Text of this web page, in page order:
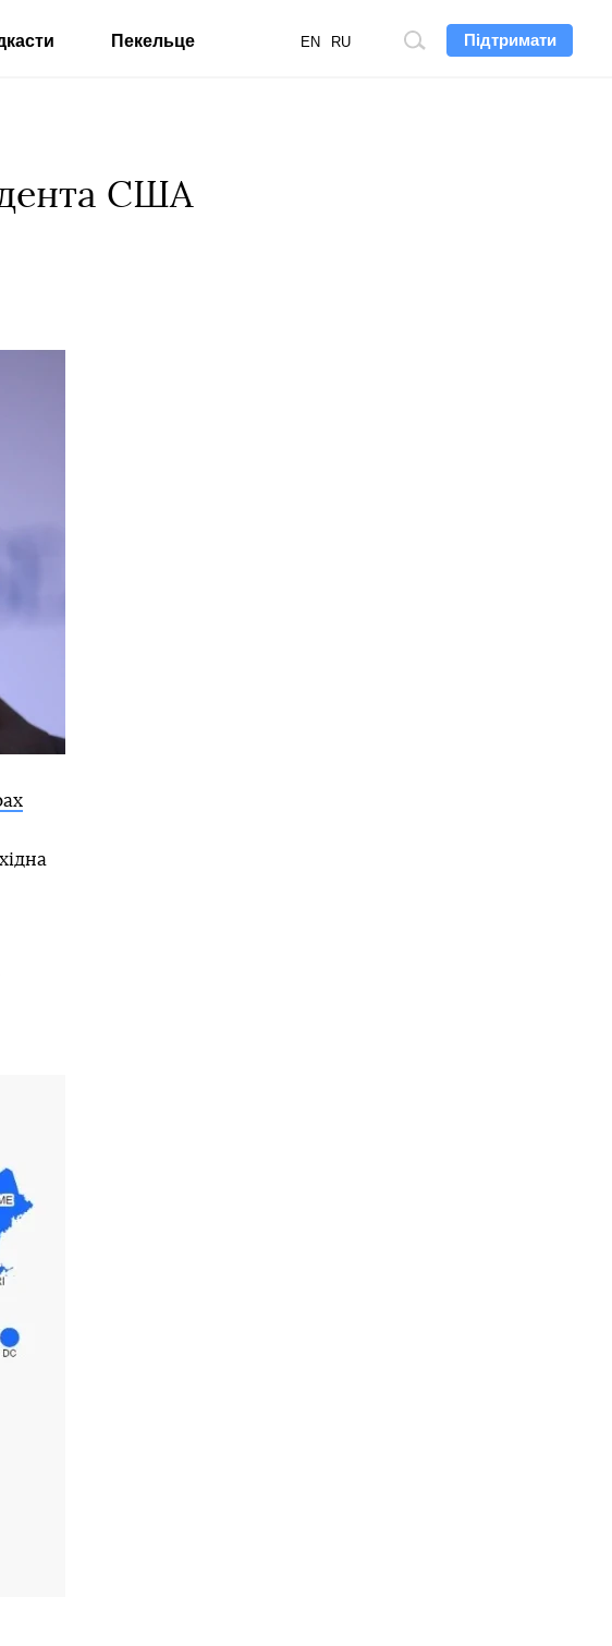
Підтримати
Пошук
EN RU
Пекельце
США